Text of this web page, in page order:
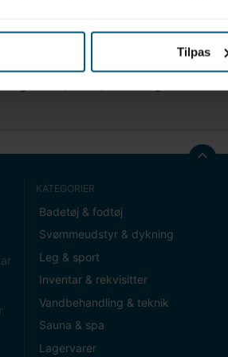
Tilpas
KATEGORIER
Badetøj & fodtøj
Svømmeudstyr & dykning
Leg & sport
Inventar & rekvisitter
Vandbehandling & teknik
Sauna & spa
Lagervarer